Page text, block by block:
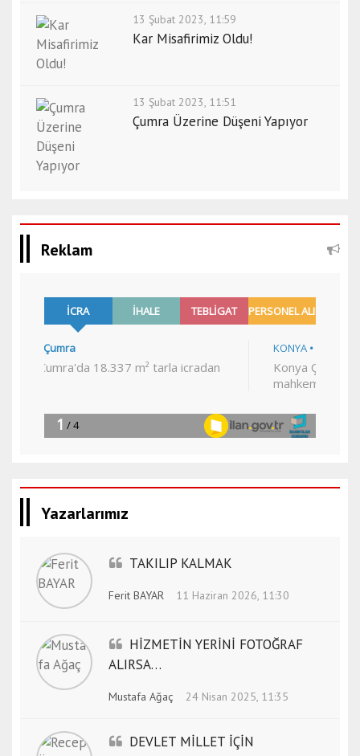
13 Şubat 2023, 11:59
Kar Misafirimiz Oldu!
13 Şubat 2023, 11:51
Çumra Üzerine Düşeni Yapıyor
Reklam
Yazarlarımız
TAKILIP KALMAK
Ferit BAYAR 11 Haziran 2026, 11:30
HİZMETİN YERİNİ FOTOĞRAF
ALIRSA…
Mustafa Ağaç 24 Nisan 2025, 11:35
DEVLET MİLLET İÇİN